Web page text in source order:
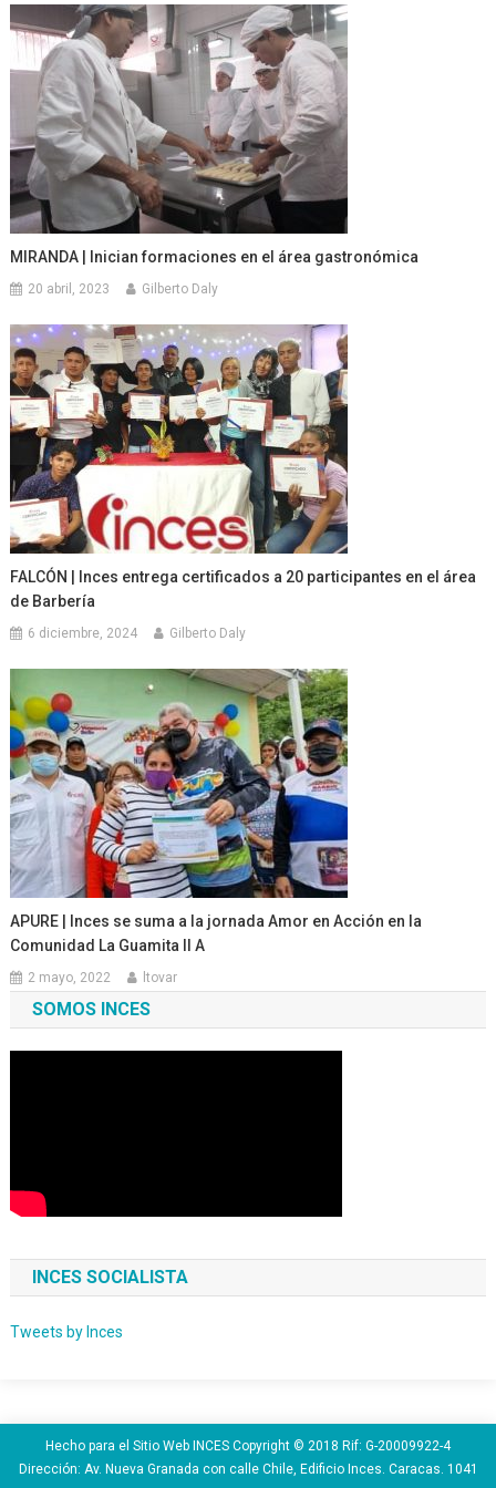
MIRANDA | Inician formaciones en el área gastronómica
20 abril, 2023 Gilberto Daly
FALCÓN | Inces entrega certificados a 20 participantes en el área
de Barbería
6 diciembre, 2024 Gilberto Daly
APURE | Inces se suma a la jornada Amor en Acción en la
Comunidad La Guamita II A
2 mayo, 2022 ltovar
SOMOS INCES
INCES SOCIALISTA
Tweets by Inces
Hecho para el Sitio Web INCES Copyright © 2018 Rif: G-20009922-4
Dirección: Av. Nueva Granada con calle Chile, Edificio Inces. Caracas. 1041